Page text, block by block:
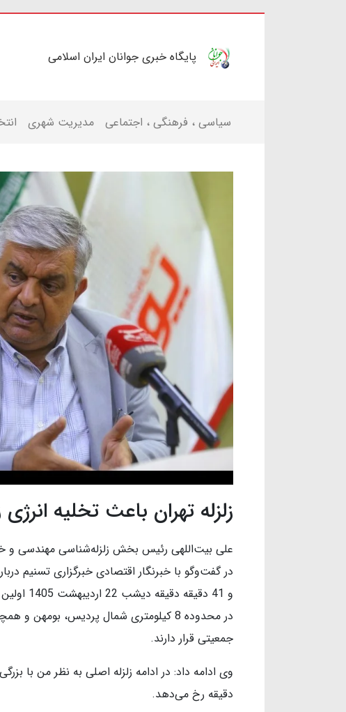
پایگاه خبری جوانان ایران اسلامی
سیاسی ، فرهنگی ، اجتماعی مدیریت شهری
زلزله تهران باعث تخلیه
علی بیت‌اللهی رئیس بخش زلزله‌شناسی مهندسی و
در محدوده 8 کیلومتری شمال پردیس،
جمعیتی قرار دارند.
دقیقه رخ می‌دهد.